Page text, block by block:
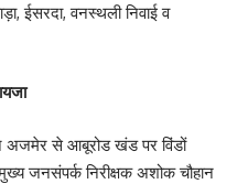
ईसरदा, वनस्थली निवाई व
अजमेर से आबूरोड खंड पर विंडों
जनसंपर्क निरीक्षक अशोक चौहान